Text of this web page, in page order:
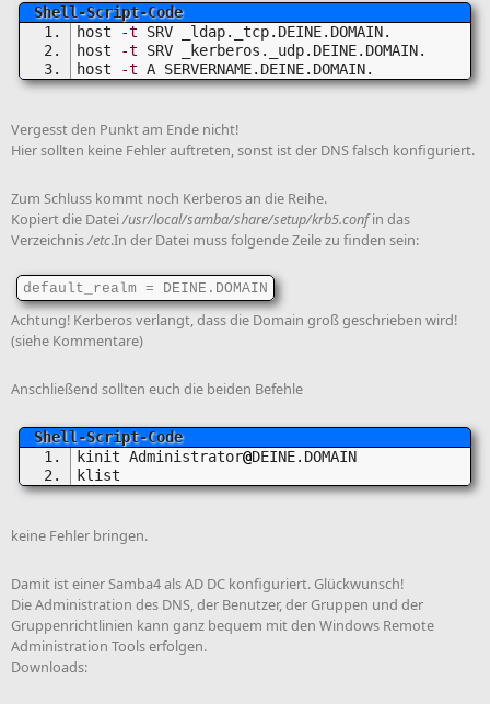
host -t SRV _ldap._tcp.DEINE.DOMAIN.
host
-t SRV _kerberos._udp.DEINE.DOMAIN.
host
-t A SERVERNAME.DEINE.DOMAIN.
Vergesst den Punkt am Ende nicht!
Hier sollten keine Fehler auftreten, sonst ist der DNS falsch konfiguriert.
Zum Schluss kommt noch Kerberos an die Reihe.
Kopiert die Datei/usr/local/samba/share/setup/krb5.confin das
Verzeichnis/etc.In der Datei muss folgende Zeile zu finden sein:
default_realm = DEINE.DOMAIN
Achtung! Kerberos verlangt, dass die Domain groß geschrieben wird!
(siehe Kommentare)
Anschließend sollten euch die beiden Befehle
kinit Administrator@DEINE.DOMAIN
klist
keine Fehler bringen.
Damit ist einer Samba4 als AD DC konfiguriert. Glückwunsch!
Die Administration des DNS, der Benutzer, der Gruppen und der
Gruppenrichtlinien kann ganz bequem mit den Windows Remote
Administration Tools erfolgen.
Downloads: